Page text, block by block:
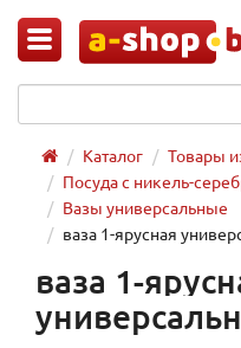
Каталог Товары
Посуда с никель-
Вазы универсальные
ваза 1-ярусная
ваза 1-